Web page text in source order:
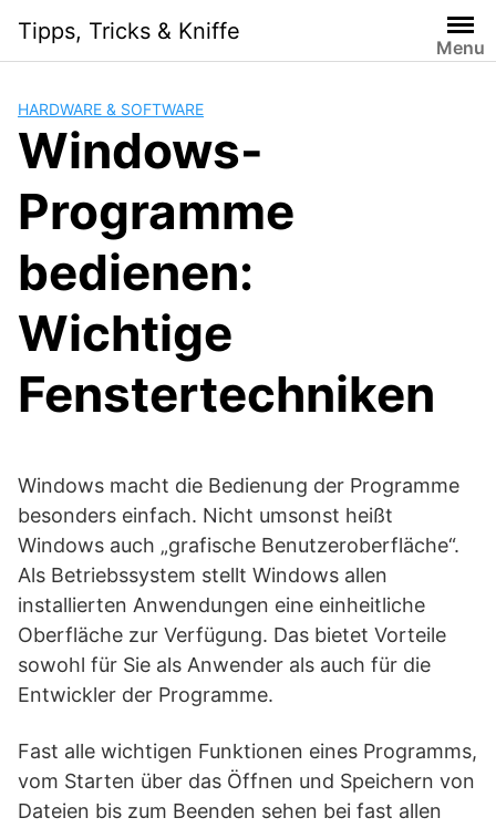
content
Tipps, Tricks & Kniffe
Menu
HARDWARE & SOFTWARE
Windows-
Programme
bedienen:
Wichtige
Fenstertechniken
Windows macht die Bedienung der Programme
besonders einfach. Nicht umsonst heißt
Windows auch „grafische Benutzeroberfläche“.
Als Betriebssystem stellt Windows allen
installierten Anwendungen eine einheitliche
Oberfläche zur Verfügung. Das bietet Vorteile
sowohl für Sie als Anwender als auch für die
Entwickler der Programme.
Fast alle wichtigen Funktionen eines Programms,
vom Starten über das Öffnen und Speichern von
Dateien bis zum Beenden sehen bei fast allen